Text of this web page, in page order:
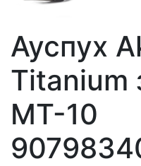
Ауспух
Titanium
MT-10